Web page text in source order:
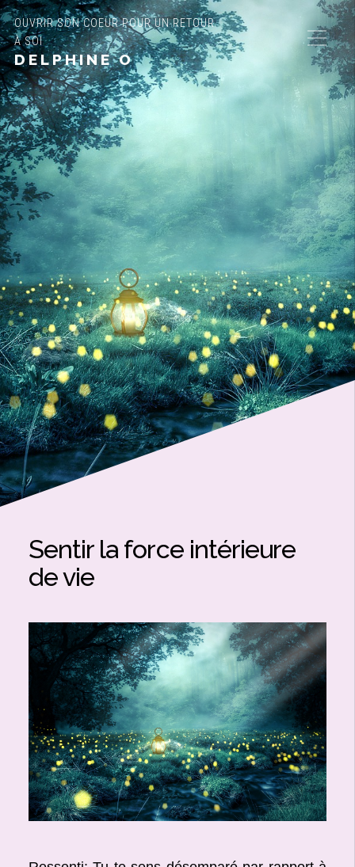
OUVRIR SON COEUR POUR UN RETOUR
À SOI
DELPHINE O
Sentir la force intérieure
de vie